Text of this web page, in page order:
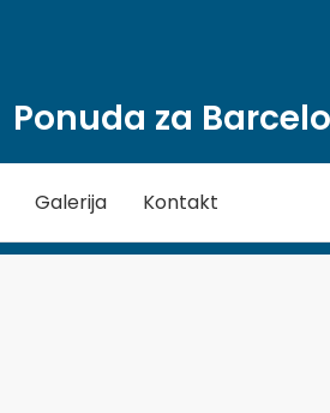
Ponuda za
Galerija Kontakt